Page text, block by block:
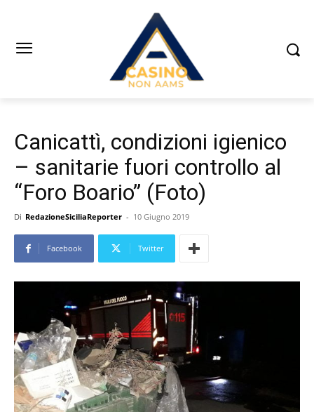
Canicattì, condizioni igienico
– sanitarie fuori controllo al
“Foro Boario” (Foto)
Di RedazioneSiciliaReporter - 10 Giugno 2019
Facebook Twitter